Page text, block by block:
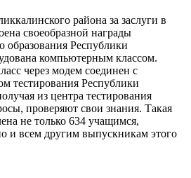
района за заслуги в
своеобразной награды
образования Республики
компьютерным классом.
через модем соединен с
тестирования Республики
из центра тестирования
проверяют свои знания. Такая
не только 634 учащимся,
и всем другим выпускникам этого